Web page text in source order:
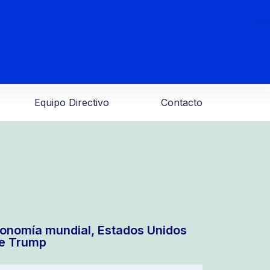
Equipo Directivo Contacto
mundial, Estados Unidos
Trump